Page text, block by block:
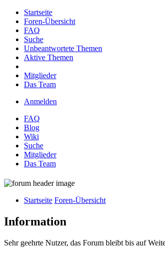
Startseite
Foren-Übersicht
FAQ
Suche
Unbeantwortete Themen
Aktive Themen
Mitglieder
Das Team
Anmelden
FAQ
Blog
Wiki
Suche
Mitglieder
Das Team
Startseite Foren-Übersicht
Information
Sehr geehrte Nutzer, das Forum bleibt bis auf